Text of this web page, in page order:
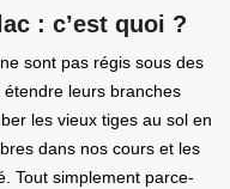
: c’est quoi ?
sont pas régis sous des
leurs branches
les vieux tiges au sol en
dans nos cours et les
Tout simplement parce-